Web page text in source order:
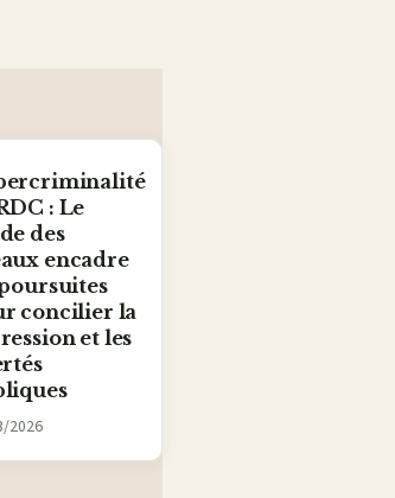
: Le
des
encadre
concilier la
et les
2026